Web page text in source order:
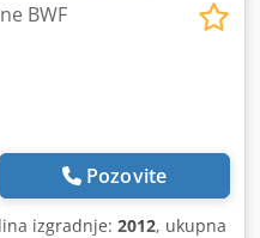
BWF
Pozovite
izgradnje: 2012, ukupna